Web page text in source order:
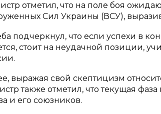
отметил, что на поле боя
Сил Украины (ВСУ),
подчеркнул, что если успехи в
стоит на неудачной позиции,
выражая свой скептицизм
также отметил, что текущая
и его союзников.